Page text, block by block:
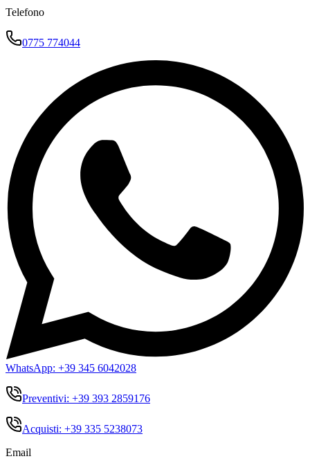
Telefono
0775 774044
WhatsApp: +39 345 6042028
Preventivi: +39 393 2859176
Acquisti: +39 335 5238073
Email